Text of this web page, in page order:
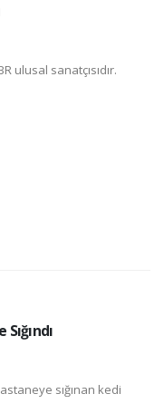
ulusal sanatçısıdır.
sığınan kedi